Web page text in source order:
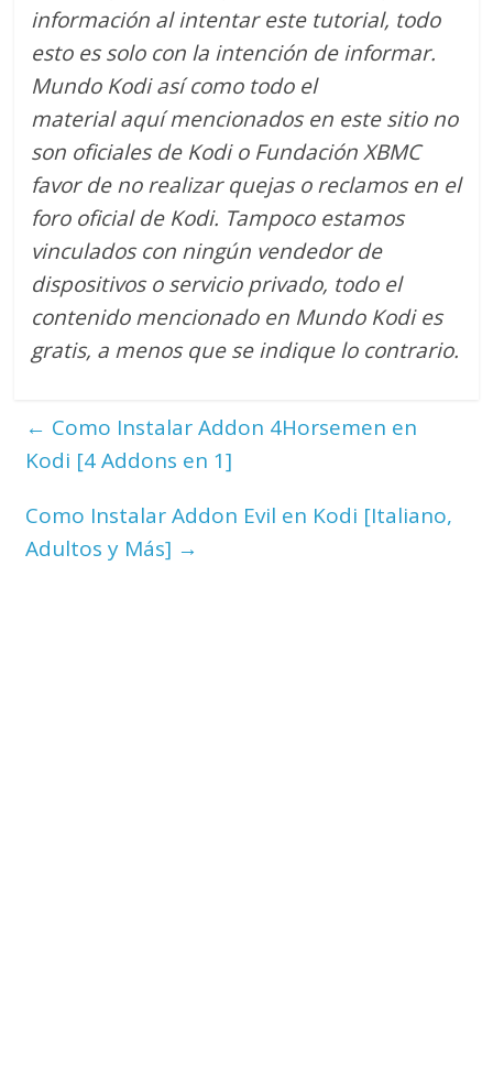
información al intentar este tutorial, todo
esto es solo con la intención de informar.
Mundo Kodi así como todo el
material aquí mencionados en este sitio no
son oficiales de Kodi o Fundación XBMC
favor de no realizar quejas o reclamos en el
foro oficial de Kodi. Tampoco estamos
vinculados con ningún vendedor de
dispositivos o servicio privado, todo el
contenido mencionado en Mundo Kodi es
gratis, a menos que se indique lo contrario.
← Como Instalar Addon 4Horsemen en
Kodi [4 Addons en 1]
Como Instalar Addon Evil en Kodi [Italiano,
Adultos y Más] →